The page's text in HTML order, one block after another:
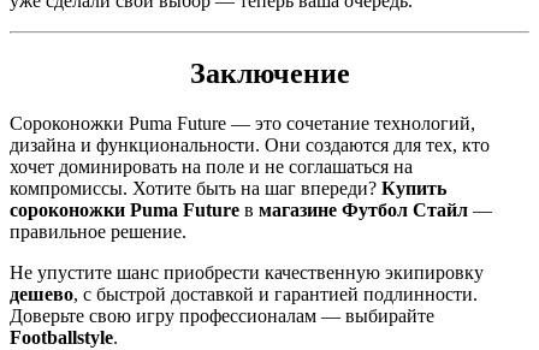
Заключение
Сороконожки Puma Future — это сочетание технологий,
дизайна и функциональности. Они создаются для тех, кто
хочет доминировать на поле и не соглашаться на
компромиссы. Хотите быть на шаг впереди? Купить
сороконожки Puma Future в магазине Футбол Стайл —
правильное решение.
Не упустите шанс приобрести качественную экипировку
дешево, с быстрой доставкой и гарантией подлинности.
Доверьте свою игру профессионалам — выбирайте
Footballstyle.